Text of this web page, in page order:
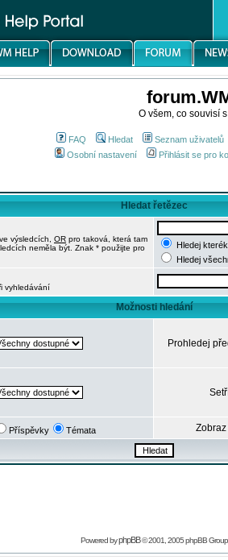
O všem, co souvisí
FAQ Hledat Seznam uživatelů
Osobní nastavení
Přihlásit se pro
Hledat řetězec
výsledcích, OR pro taková, která tam
neměla být. Znak * použijte pro
Hledej
Hledej
vyhledávání
Možnosti hledání
Prohledej
Příspěvky Témata
Powered byphpBB© 2001, 2005 phpBB Group